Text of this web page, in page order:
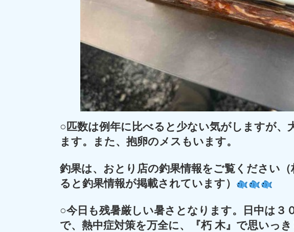
○匹数は例年に比べると少ない気がしますが、
ます。また、抱卵のメスもいます。
釣果は、おとり店の釣果情報をご覧ください
ると釣果情報が掲載されています）
○今日も残暑厳しい暑さとなります。日中は
で、熱中症対策を万全に、『朽 木』で思いっ